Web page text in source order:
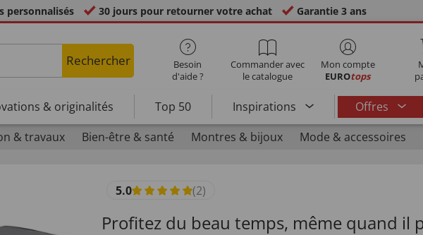
personnalisés 30 jours pour retourner votre achat Garantie 3 ans
Rechercher
Besoin
d'aide ?
Commander avec
le catalogue
Mon compte
EUROtops
& originalités Top 50 Inspirations
Offres
& travaux Bien-être & santé Montres & bijoux Mode & accessoires
5.0 (2)
Profitez du beau temps, même quand il